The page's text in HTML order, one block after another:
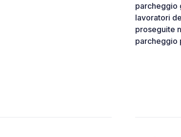
parcheggio
lavoratori
proseguite
parcheggio